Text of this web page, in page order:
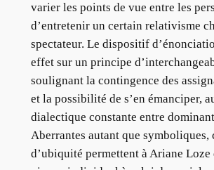
varier les points de vue entre les
d’entretenir un certain relativisme
spectateur. Le dispositif
effet sur un principe
soulignant la contingence des
et la possibilité de s’en émanciper,
dialectique constante entre
Aberrantes autant que symboliques,
d’ubiquité permettent à Ariane Loze